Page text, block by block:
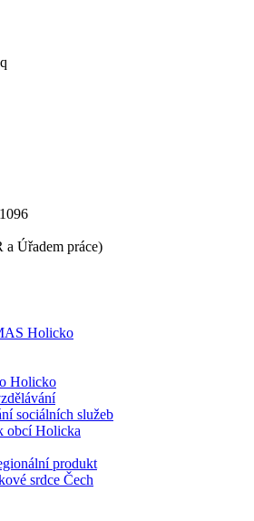
Úřadem práce)
Holicko
Holicko
sociálních služeb
obcí Holicka
produkt
srdce Čech